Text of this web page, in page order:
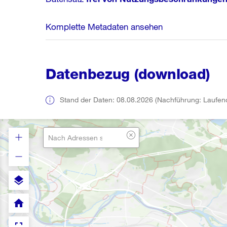
Komplette Metadaten ansehen
Datenbezug (download)
Stand der Daten: 08.08.2026 (Nachführung:
layers
home